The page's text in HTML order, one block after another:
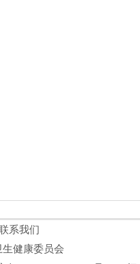
系我们
健康委员会